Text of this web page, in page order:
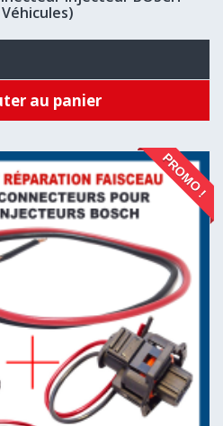
au panier
PROMO !